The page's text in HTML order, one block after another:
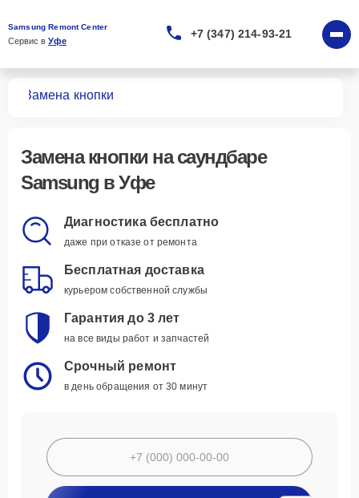
Samsung Remont Center
Сервис в Уфе
+7 (347) 214-93-21
Замена кнопки
Замена кнопки на саундбаре
Samsung в Уфе
Диагностика бесплатно
даже при отказе от ремонта
Бесплатная доставка
курьером собственной службы
Гарантия до 3 лет
на все виды работ и запчастей
Срочный ремонт
в день обращения от 30 минут